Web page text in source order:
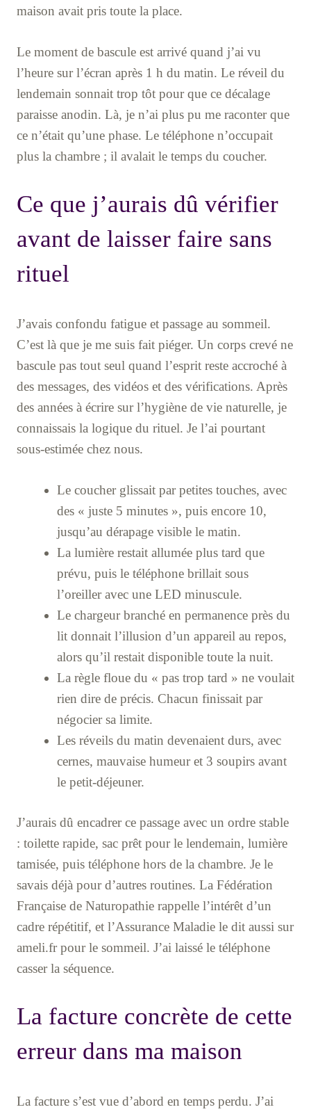
maison avait pris toute la place.
Le moment de bascule est arrivé quand j’ai vu
l’heure sur l’écran après 1 h du matin. Le réveil du
lendemain sonnait trop tôt pour que ce décalage
paraisse anodin. Là, je n’ai plus pu me raconter que
ce n’était qu’une phase. Le téléphone n’occupait
plus la chambre ; il avalait le temps du coucher.
Ce que j’aurais dû vérifier
avant de laisser faire sans
rituel
J’avais confondu fatigue et passage au sommeil.
C’est là que je me suis fait piéger. Un corps crevé ne
bascule pas tout seul quand l’esprit reste accroché à
des messages, des vidéos et des vérifications. Après
des années à écrire sur l’hygiène de vie naturelle, je
connaissais la logique du rituel. Je l’ai pourtant
sous-estimée chez nous.
Le coucher glissait par petites touches, avec
des « juste 5 minutes », puis encore 10,
jusqu’au dérapage visible le matin.
La lumière restait allumée plus tard que
prévu, puis le téléphone brillait sous
l’oreiller avec une LED minuscule.
Le chargeur branché en permanence près du
lit donnait l’illusion d’un appareil au repos,
alors qu’il restait disponible toute la nuit.
La règle floue du « pas trop tard » ne voulait
rien dire de précis. Chacun finissait par
négocier sa limite.
Les réveils du matin devenaient durs, avec
cernes, mauvaise humeur et 3 soupirs avant
le petit-déjeuner.
J’aurais dû encadrer ce passage avec un ordre stable
: toilette rapide, sac prêt pour le lendemain, lumière
tamisée, puis téléphone hors de la chambre. Je le
savais déjà pour d’autres routines. La Fédération
Française de Naturopathie rappelle l’intérêt d’un
cadre répétitif, et l’Assurance Maladie le dit aussi sur
ameli.fr pour le sommeil. J’ai laissé le téléphone
casser la séquence.
La facture concrète de cette
erreur dans ma maison
La facture s’est vue d’abord en temps perdu. J’ai